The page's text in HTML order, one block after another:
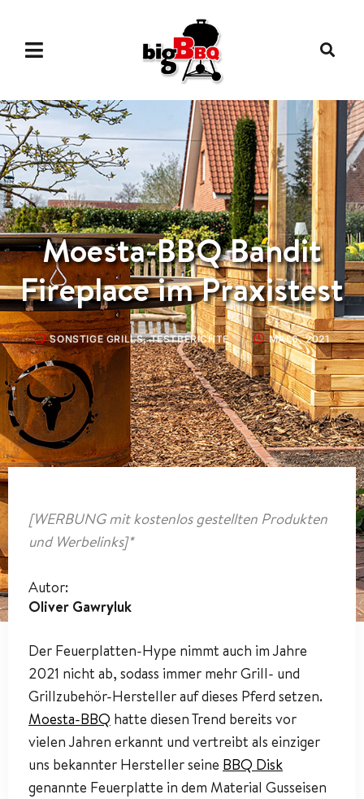
Moesta-BBQ Bandit
Fireplace im Praxistest
SONSTIGE GRILLS,TESTBERICHTE MAI 6, 2021
[WERBUNG mit kostenlos gestellten Produkten
und Werbelinks]*
Autor:
Oliver Gawryluk
Der Feuerplatten-Hype nimmt auch im Jahre
2021 nicht ab, sodass immer mehr Grill- und
Grillzubehör-Hersteller auf dieses Pferd setzen.
Moesta-BBQ hatte diesen Trend bereits vor
vielen Jahren erkannt und vertreibt als einziger
uns bekannter Hersteller seine BBQ Disk
genannte Feuerplatte in dem Material Gusseisen